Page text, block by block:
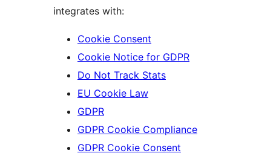
integrates with:
Cookie Consent
Cookie Notice for GDPR
Do Not Track Stats
EU Cookie Law
GDPR
GDPR Cookie Compliance
GDPR Cookie Consent